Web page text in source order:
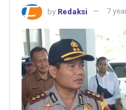
by Redaksi 7